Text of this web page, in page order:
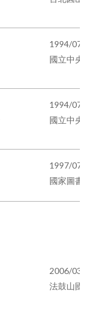
1994/07/
國立中央
1994/07/
國立中央
1997/07/
國家圖書
2006/03/
法鼓山國